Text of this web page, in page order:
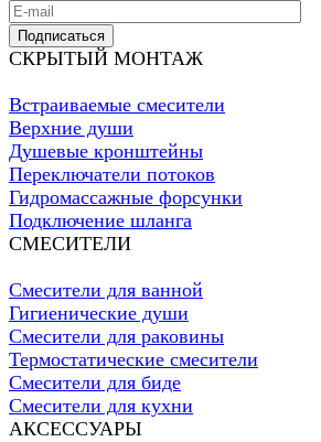
Подписаться
СКРЫТЫЙ МОНТАЖ
Встраиваемые смесители
Верхние души
Душевые кронштейны
Переключатели потоков
Гидромассажные форсунки
Подключение шланга
СМЕСИТЕЛИ
Смесители для ванной
Гигиенические души
Смесители для раковины
Термостатические смесители
Смесители для биде
Смесители для кухни
АКСЕССУАРЫ